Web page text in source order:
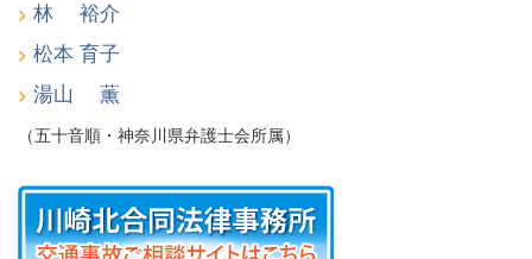
林 裕介
松本 育子
湯山 薫
（五十音順・神奈川県弁護士会所属）